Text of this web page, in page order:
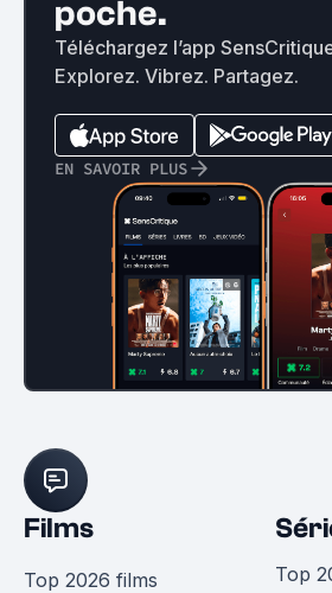
poche.
Téléchargez l’app
Explorez. Vibrez. Partagez.
EN SAVOIR PLUS
Films
Top 2026 films
Top